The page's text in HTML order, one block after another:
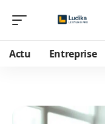
Actu Entreprise